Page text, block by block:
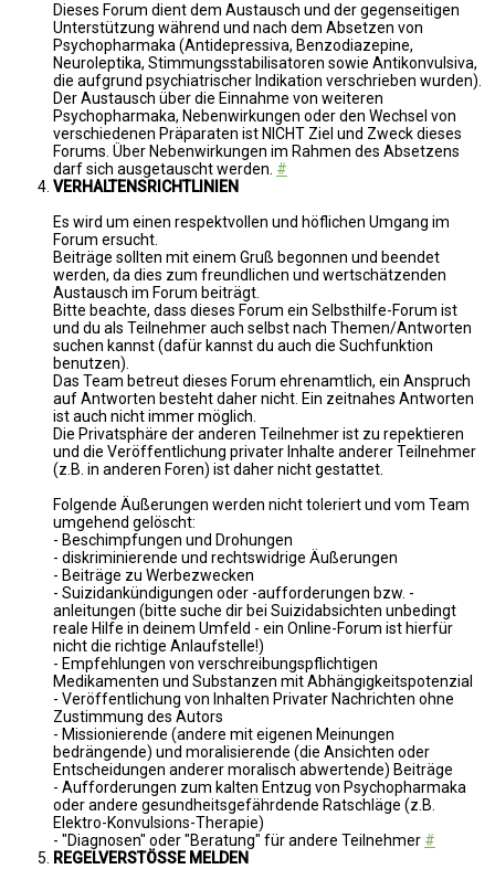
Dieses Forum dient dem Austausch und der gegenseitigen
Unterstützung während und nach dem Absetzen von
Psychopharmaka (Antidepressiva, Benzodiazepine,
Neuroleptika, Stimmungsstabilisatoren sowie Antikonvulsiva,
die aufgrund psychiatrischer Indikation verschrieben wurden).
Der Austausch über die Einnahme von weiteren
Psychopharmaka, Nebenwirkungen oder den Wechsel von
verschiedenen Präparaten ist NICHT Ziel und Zweck dieses
Forums. Über Nebenwirkungen im Rahmen des Absetzens
darf sich ausgetauscht werden. #
VERHALTENSRICHTLINIEN
Es wird um einen respektvollen und höflichen Umgang im
Forum ersucht.
Beiträge sollten mit einem Gruß begonnen und beendet
werden, da dies zum freundlichen und wertschätzenden
Austausch im Forum beiträgt.
Bitte beachte, dass dieses Forum ein Selbsthilfe-Forum ist
und du als Teilnehmer auch selbst nach Themen/Antworten
suchen kannst (dafür kannst du auch die Suchfunktion
benutzen).
Das Team betreut dieses Forum ehrenamtlich, ein Anspruch
auf Antworten besteht daher nicht. Ein zeitnahes Antworten
ist auch nicht immer möglich.
Die Privatsphäre der anderen Teilnehmer ist zu repektieren
und die Veröffentlichung privater Inhalte anderer Teilnehmer
(z.B. in anderen Foren) ist daher nicht gestattet.
Folgende Äußerungen werden nicht toleriert und vom Team
umgehend gelöscht:
- Beschimpfungen und Drohungen
- diskriminierende und rechtswidrige Äußerungen
- Beiträge zu Werbezwecken
- Suizidankündigungen oder -aufforderungen bzw. -
anleitungen (bitte suche dir bei Suizidabsichten unbedingt
reale Hilfe in deinem Umfeld - ein Online-Forum ist hierfür
nicht die richtige Anlaufstelle!)
- Empfehlungen von verschreibungspflichtigen
Medikamenten und Substanzen mit Abhängigkeitspotenzial
- Veröffentlichung von Inhalten Privater Nachrichten ohne
Zustimmung des Autors
- Missionierende (andere mit eigenen Meinungen
bedrängende) und moralisierende (die Ansichten oder
Entscheidungen anderer moralisch abwertende) Beiträge
- Aufforderungen zum kalten Entzug von Psychopharmaka
oder andere gesundheitsgefährdende Ratschläge (z.B.
Elektro-Konvulsions-Therapie)
- "Diagnosen" oder "Beratung" für andere Teilnehmer #
REGELVERSTÖSSE MELDEN